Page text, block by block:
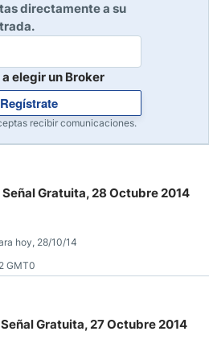
directamente a su
elegir un Broker
Regístrate
recibir comunicaciones.
Señal Gratuita, 28 Octubre 2014
hoy, 28/10/14
GMT0
Gratuita, 27 Octubre 2014